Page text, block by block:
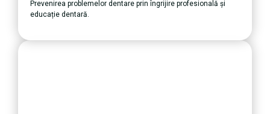
Prevenirea problemelor dentare prin îngrijire profesională și
educație dentară.